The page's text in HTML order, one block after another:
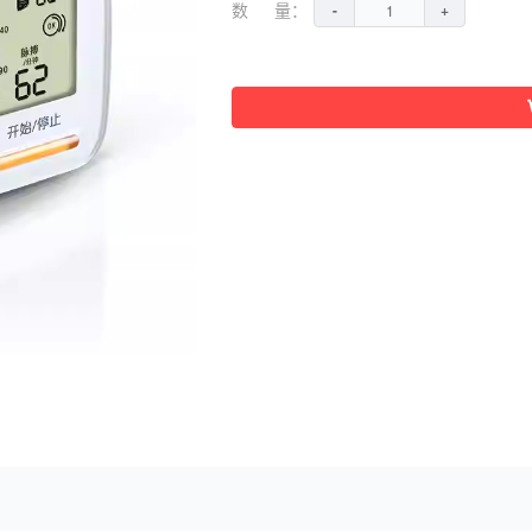
数 量： - +